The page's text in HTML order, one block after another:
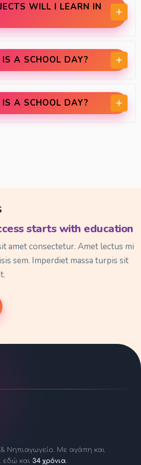
WILL I LEARN IN
A SCHOOL DAY?
A SCHOOL DAY?
starts with education
amet consectetur. Amet lectus mi
sem. Imperdiet massa turpis sit
Νηπιαγωγείο.
Με αγάπη και
εδώ και 34 χρόνια